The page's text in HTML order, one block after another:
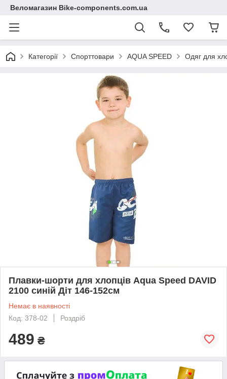
Веломагазин Bike-components.com.ua
Категорії Спорттовари AQUA SPEED Одяг для
Плавки-шорти для хлопців Aqua Speed ​​DAVID
2100 синій Діт 146-152см
Немає в наявності
Код: 378-02
Роздріб
489 ₴